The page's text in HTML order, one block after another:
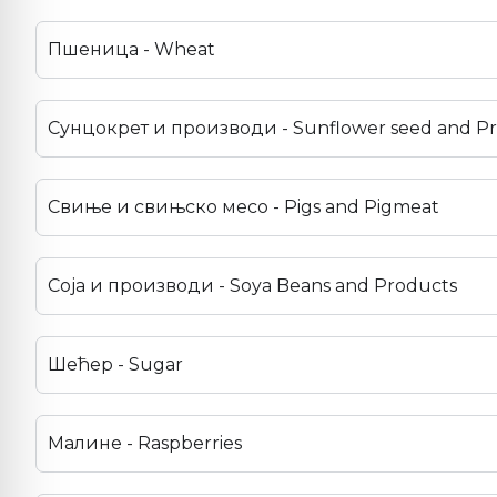
Пшеница - Wheat
Сунцокрет и производи - Sunflower seed and
Свиње и свињско месо - Pigs and Pigmeat
Соја и производи - Soya Beans and Products
Шећер - Sugar
Малине - Raspberries